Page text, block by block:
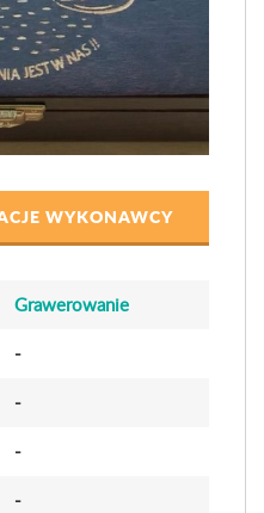
WYKONAWCY
Grawerowanie
-
-
-
-